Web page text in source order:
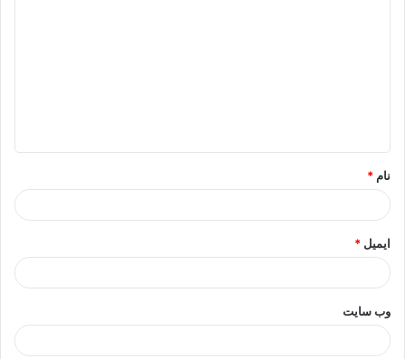
*
نام *
ایمیل *
وب‌ سایت